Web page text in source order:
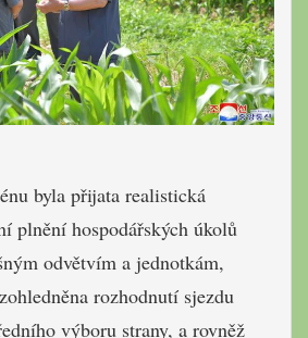
byla přijata realistická
plnění hospodářských úkolů
odvětvím a jednotkám,
rozhodnutí sjezdu
výboru strany, a rovněž